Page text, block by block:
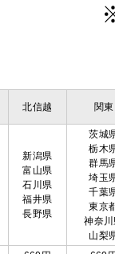
北信越 関東
新潟県
富山県
石川県
福井県
長野県
茨城
栃木
群馬
埼玉
千葉
東京
神奈
山梨